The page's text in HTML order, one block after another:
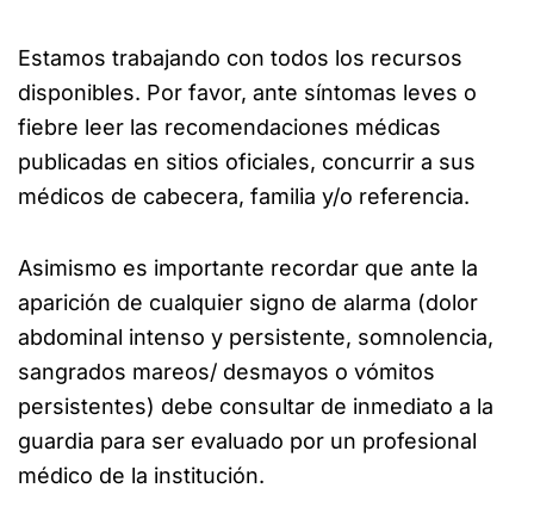
Estamos trabajando con todos los recursos
disponibles. Por favor, ante síntomas leves o
fiebre leer las recomendaciones médicas
publicadas en sitios oficiales, concurrir a sus
médicos de cabecera, familia y/o referencia.
Asimismo es importante recordar que ante la
aparición de cualquier signo de alarma (dolor
abdominal intenso y persistente, somnolencia,
sangrados mareos/ desmayos o vómitos
persistentes) debe consultar de inmediato a la
guardia para ser evaluado por un profesional
médico de la institución.